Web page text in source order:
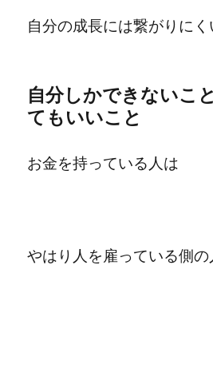
自分の成長には繋がりにく
自分しかできないこ
てもいいこと
お金を持っている人は
やはり人を雇っている側の